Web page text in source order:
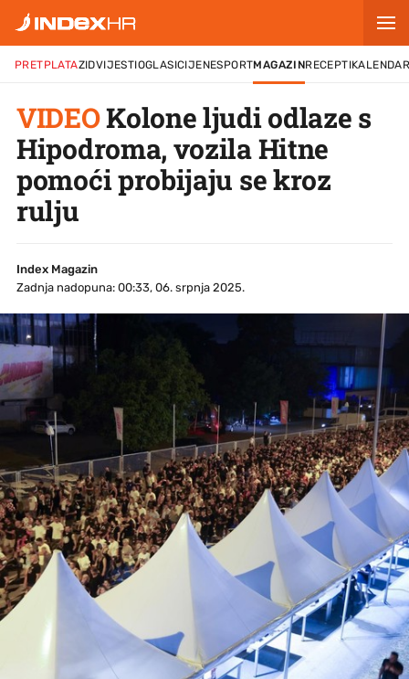
PRETPLATAZIDVIJESTIOGLASICIJENESPORTMAGAZINRECEPTI
VIDEOKolone ljudi odlaze s
Hipodroma, vozila Hitne
pomoći probijaju se kroz
rulju
Index Magazin
Zadnja nadopuna: 00:33, 06. srpnja 2025.